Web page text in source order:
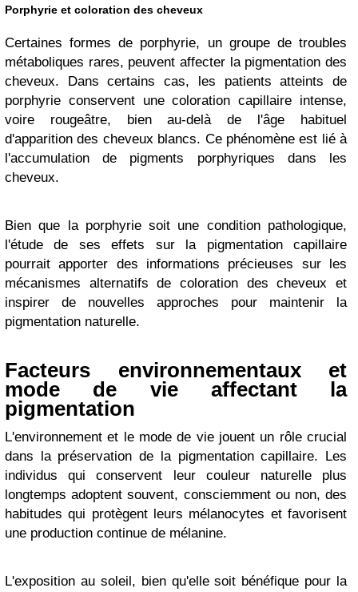
Porphyrie et coloration des cheveux
Certaines formes de porphyrie, un groupe de troubles
métaboliques rares, peuvent affecter la pigmentation des
cheveux. Dans certains cas, les patients atteints de
porphyrie conservent une coloration capillaire intense,
voire rougeâtre, bien au-delà de l'âge habituel
d'apparition des cheveux blancs. Ce phénomène est lié à
l'accumulation de pigments porphyriques dans les
cheveux.
Bien que la porphyrie soit une condition pathologique,
l'étude de ses effets sur la pigmentation capillaire
pourrait apporter des informations précieuses sur les
mécanismes alternatifs de coloration des cheveux et
inspirer de nouvelles approches pour maintenir la
pigmentation naturelle.
Facteurs environnementaux et
mode de vie affectant la
pigmentation
L'environnement et le mode de vie jouent un rôle crucial
dans la préservation de la pigmentation capillaire. Les
individus qui conservent leur couleur naturelle plus
longtemps adoptent souvent, consciemment ou non, des
habitudes qui protègent leurs mélanocytes et favorisent
une production continue de mélanine.
L'exposition au soleil, bien qu'elle soit bénéfique pour la